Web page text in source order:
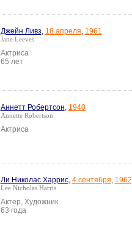
Джейн Ливз, 18 апреля, 1961
Jane Leeves
Актриса
65 лет
Аннетт Робертсон, 1940
Annette Robertson
Актриса
Ли Николас Харрис, 4 сентября, 1962
Lee Nicholas Harris
Актер, Художник
63 года